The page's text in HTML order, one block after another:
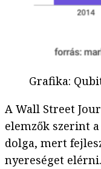
Grafika:
A Wall Street
elemzők szerint
dolga, mert
nyereséget